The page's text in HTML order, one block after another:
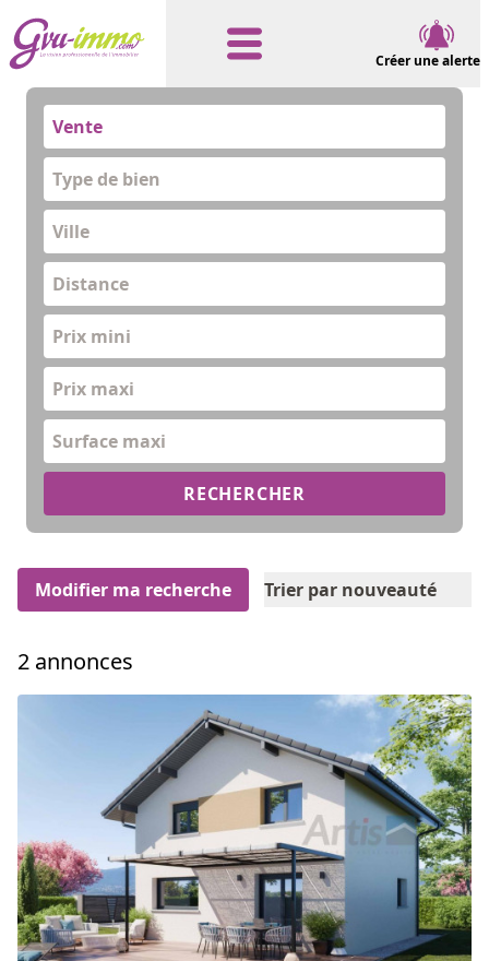
Créer une alerte
Vente
Type de bien
Distance
Prix mini
Prix maxi
Surface maxi
RECHERCHER
Modifier ma recherche Trier par nouveauté
2 annonces